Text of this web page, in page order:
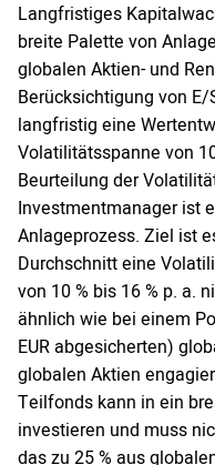
Langfristiges
breite Palette von
globalen Aktien- und
Berücksichtigung von
langfristig eine
Volatilitätsspanne von
Beurteilung der
Investmentmanager ist
Anlageprozess. Ziel ist
Durchschnitt eine
von 10 % bis 16 % p. a.
ähnlich wie bei einem
EUR abgesicherten)
globalen Aktien
Teilfonds kann in ein
investieren und muss
das zu 25 % aus